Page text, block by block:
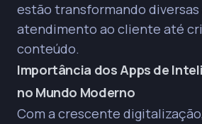
partir de texto e ajustam
campanhas visuais.
Para vídeos, a IA automatiza a
conteúdo a partir de texto e
a produção de materiais
remoção de ruídos,
estão transformando diversas
atendimento ao cliente até
conteúdo.
Importância dos Apps de
no Mundo Moderno
Com a crescente